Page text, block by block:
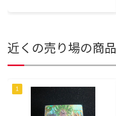
近くの売り場の商品